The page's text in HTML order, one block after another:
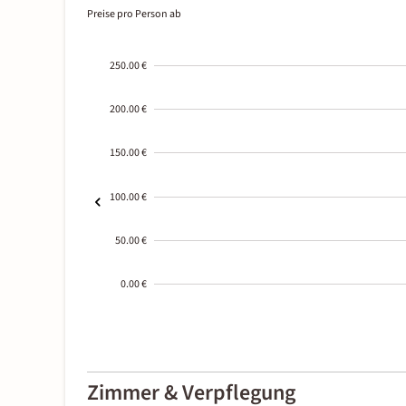
Preise pro Person ab
250.00 €
200.00 €
150.00 €
100.00 €
50.00 €
0.00 €
01-02
Zimmer & Verpflegung